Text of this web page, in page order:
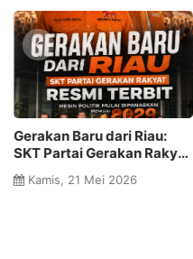
Gerakan Baru dari Riau:
SKT Partai Gerakan Rakyat
Resmi Terbit, Mesin Politik
Mulai Dipanaskan Menuju
Kamis, 21 Mei 2026